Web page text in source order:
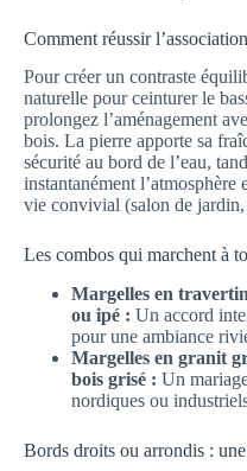
Comment réussir
Pour créer un contraste
naturelle pour ceinturer le
prolongez l’aménagement
bois. La pierre apporte sa
sécurité au bord de l’eau,
instantanément l’atmosphère
vie convivial (salon de jardin,
Les combos qui marchent à
Margelles en
ou ipé : Un accord
pour une ambiance
Margelles en granit
bois grisé : Un
nordiques ou
Bords droits ou arrondis :